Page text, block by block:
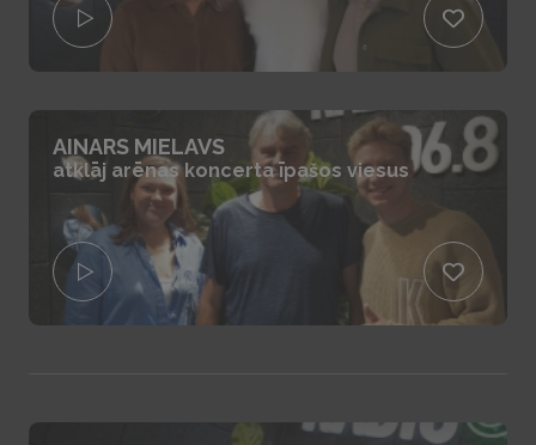
AINARS MIELAVS
atklāj arēnas koncerta īpašos viesus